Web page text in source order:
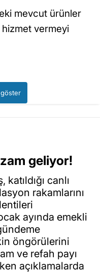
mevcut ürünler
vermeyi
göster
geliyor!
canlı
rakamlarını
ayında emekli
öngörülerini
ve refah payı
açıklamalarda